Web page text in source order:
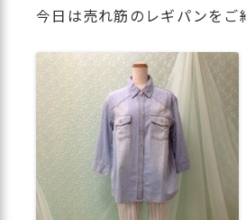
今日は売れ筋のレギパンをご